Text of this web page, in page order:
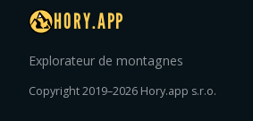
HORY.APP
Explorateur de montagnes
Copyright 2019–2026 Hory.app s.r.o.